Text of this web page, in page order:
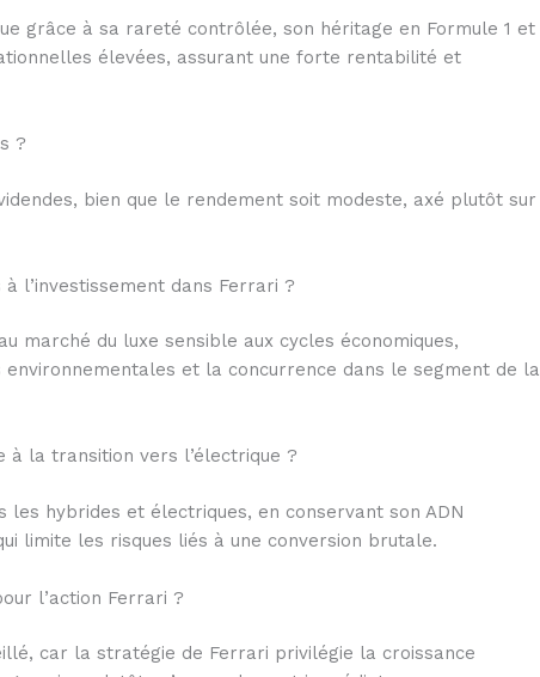
grâce à sa rareté contrôlée, son héritage en Formule 1 et
élevées, assurant une forte rentabilité et
?
bien que le rendement soit modeste, axé plutôt sur
l’investissement dans Ferrari ?
marché du luxe sensible aux cycles économiques,
environnementales et la concurrence dans le segment de la
la transition vers l’électrique ?
hybrides et électriques, en conservant son ADN
limite les risques liés à une conversion brutale.
l’action Ferrari ?
car la stratégie de Ferrari privilégie la croissance